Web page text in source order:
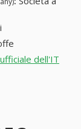
dell'IT